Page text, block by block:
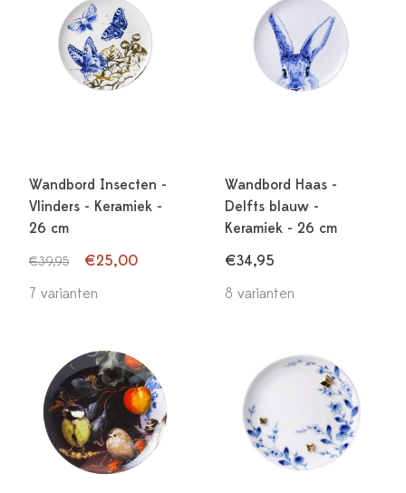
Wandbord Insecten -
Vlinders - Keramiek -
26 cm
€39,95
€25,00
7 varianten
Wandbord Haas -
Delfts blauw -
Keramiek - 26 cm
€34,95
8 varianten